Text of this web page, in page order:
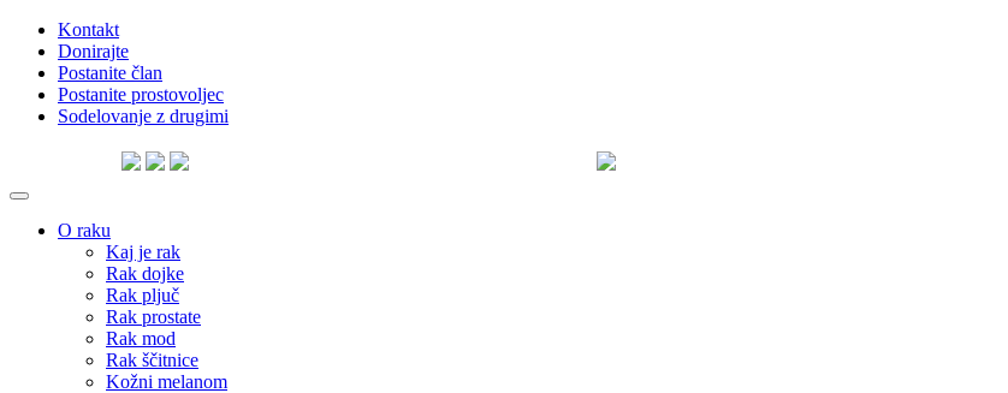
Skip
content
Kontakt
Donirajte
Postanite član
Postanite prostovoljec
Sodelovanje z drugimi
Skip
contentO raku
Kaj je rak
Rak dojke
Rak pljuč
Rak prostate
Rak mod
Rak ščitnice
Kožni melanom